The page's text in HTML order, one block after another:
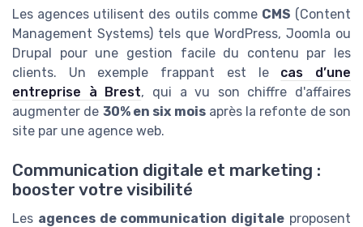
Les agences utilisent des outils comme CMS (Content
Management Systems) tels que WordPress, Joomla ou
Drupal pour une gestion facile du contenu par les
clients. Un exemple frappant est le cas d’une
entreprise à Brest, qui a vu son chiffre d'affaires
augmenter de 30% en six moisaprès la refonte de son
site par une agence web.
Communication digitale et marketing :
booster votre visibilité
Les agences de communication digitale proposent